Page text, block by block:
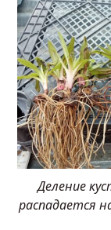
Деление
распадается